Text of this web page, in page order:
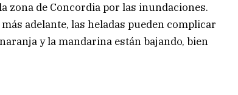
zona de Concordia por las inundaciones.
adelante, las heladas pueden complicar
y la mandarina están bajando, bien